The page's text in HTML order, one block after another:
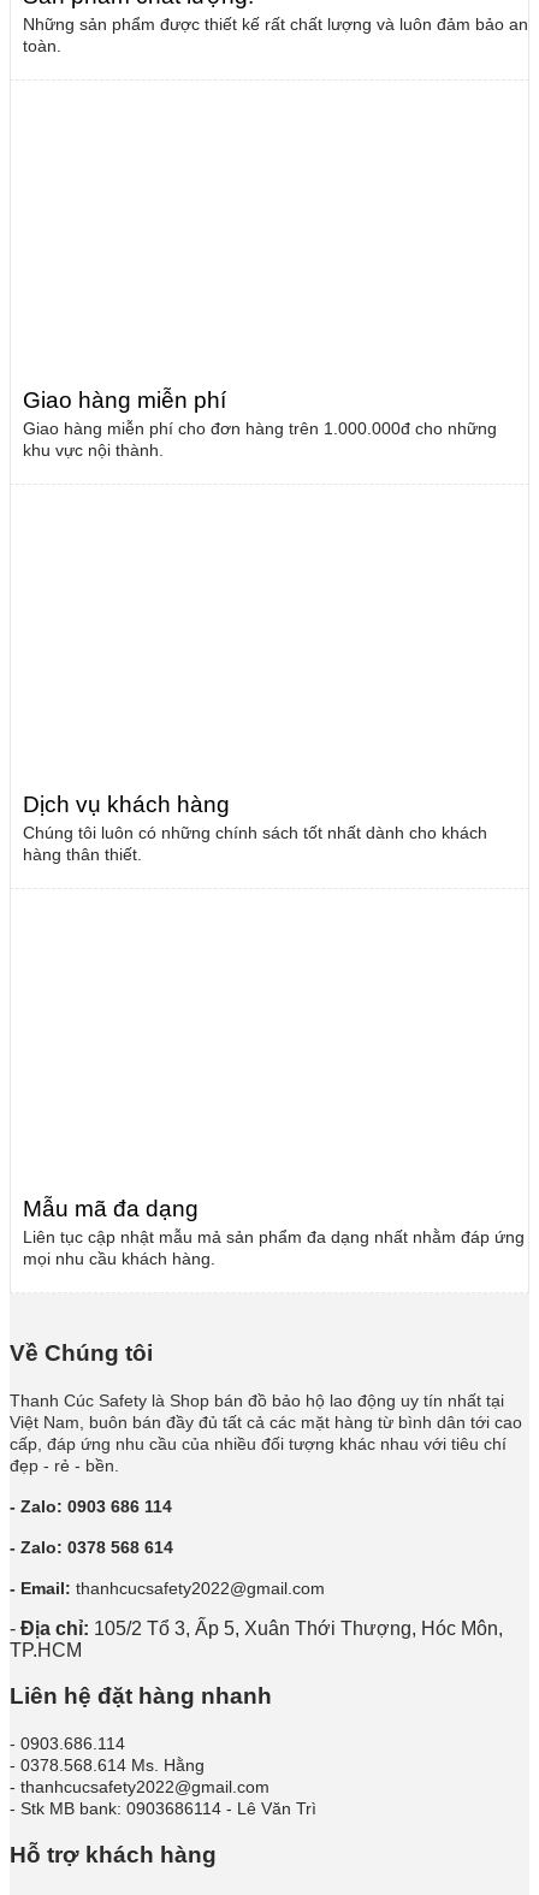
Những sản phẩm được thiết kế rất chất lượng và luôn đảm bảo an
toàn.
Giao hàng miễn phí
Giao hàng miễn phí cho đơn hàng trên 1.000.000đ cho những
khu vực nội thành.
Dịch vụ khách hàng
Chúng tôi luôn có những chính sách tốt nhất dành cho khách
hàng thân thiết.
Mẫu mã đa dạng
Liên tục cập nhật mẫu mả sản phẩm đa dạng nhất nhằm đáp ứng
mọi nhu cầu khách hàng.
Về Chúng tôi
Thanh Cúc Safety là Shop bán đồ bảo hộ lao động uy tín nhất tại
Việt Nam, buôn bán đầy đủ tất cả các mặt hàng từ bình dân tới cao
cấp, đáp ứng nhu cầu của nhiều đối tượng khác nhau với tiêu chí
đẹp - rẻ - bền.
- Zalo: 0903 686 114
- Zalo: 0378 568 614
- Email: thanhcucsafety2022@gmail.com
- Địa chỉ: 105/2 Tổ 3, Ấp 5, Xuân Thới Thượng, Hóc Môn,
TP.HCM
Liên hệ đặt hàng nhanh
- 0903.686.114
- 0378.568.614 Ms. Hằng
- thanhcucsafety2022@gmail.com
- Stk MB bank: 0903686114 - Lê Văn Trì
Hỗ trợ khách hàng